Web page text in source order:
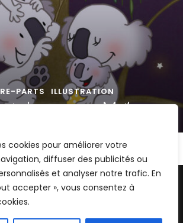
cookies pour améliorer votre
diffuser des publicités ou
et analyser notre trafic. En
accepter », vous consentez à
PARTS ILLUSTRATION
de naissance Maïlys
| Les images présentes sur ce site
toute utilisation sans mon autorisation